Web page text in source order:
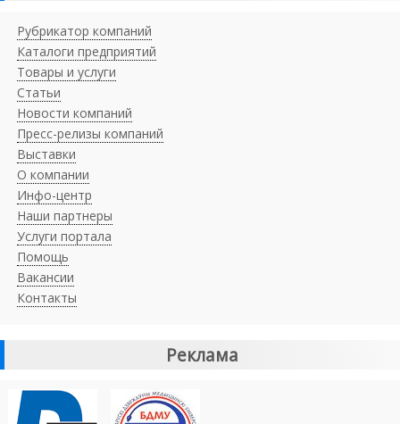
Рубрикатор компаний
Каталоги предприятий
Товары и услуги
Статьи
Новости компаний
Пресс-релизы компаний
Выставки
О компании
Инфо-центр
Наши партнеры
Услуги портала
Помощь
Вакансии
Контакты
Реклама